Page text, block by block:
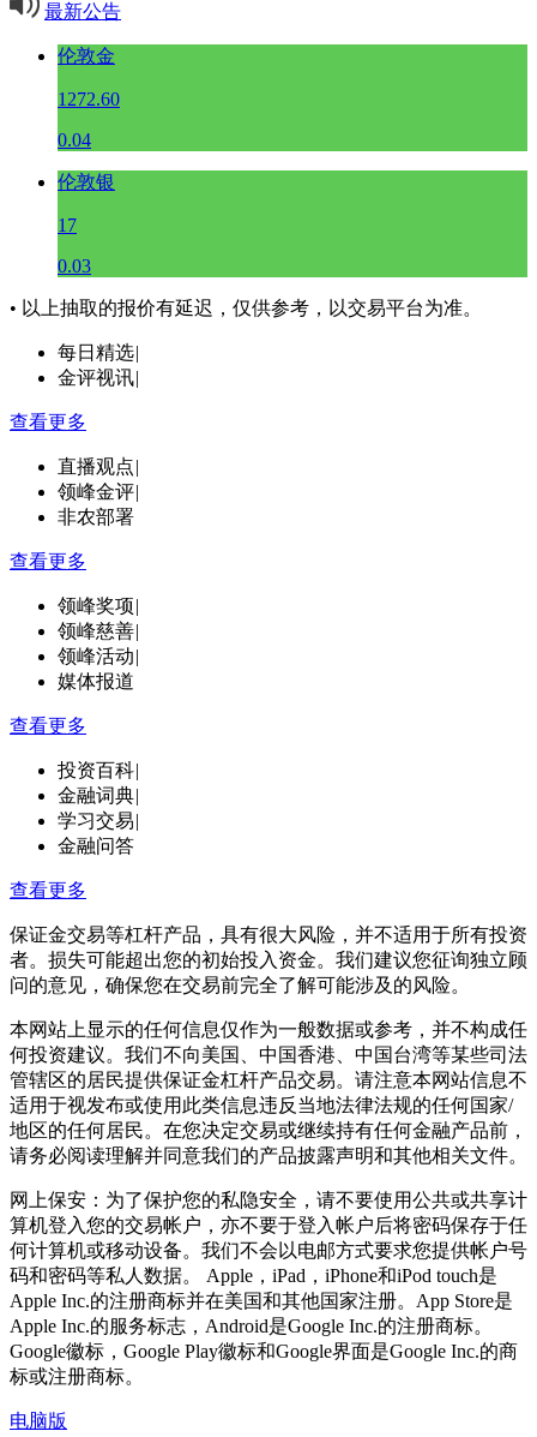
最新公告
伦敦金
1272.60
0.04
伦敦银
17
0.03
• 以上抽取的报价有延迟，仅供参考，以交易平台为准。
每日精选|
金评视讯|
查看更多
直播观点|
领峰金评|
非农部署
查看更多
领峰奖项|
领峰慈善|
领峰活动|
媒体报道
查看更多
投资百科|
金融词典|
学习交易|
金融问答
查看更多
保证金交易等杠杆产品，具有很大风险，并不适用于所有投资
者。损失可能超出您的初始投入资金。我们建议您征询独立顾
问的意见，确保您在交易前完全了解可能涉及的风险。
本网站上显示的任何信息仅作为一般数据或参考，并不构成任
何投资建议。我们不向美国、中国香港、中国台湾等某些司法
管辖区的居民提供保证金杠杆产品交易。请注意本网站信息不
适用于视发布或使用此类信息违反当地法律法规的任何国家/
地区的任何居民。在您决定交易或继续持有任何金融产品前，
请务必阅读理解并同意我们的产品披露声明和其他相关文件。
网上保安：为了保护您的私隐安全，请不要使用公共或共享计
算机登入您的交易帐户，亦不要于登入帐户后将密码保存于任
何计算机或移动设备。我们不会以电邮方式要求您提供帐户号
码和密码等私人数据。 Apple，iPad，iPhone和iPod touch是
Apple Inc.的注册商标并在美国和其他国家注册。App Store是
Apple Inc.的服务标志，Android是Google Inc.的注册商标。
Google徽标，Google Play徽标和Google界面是Google Inc.的商
标或注册商标。
电脑版